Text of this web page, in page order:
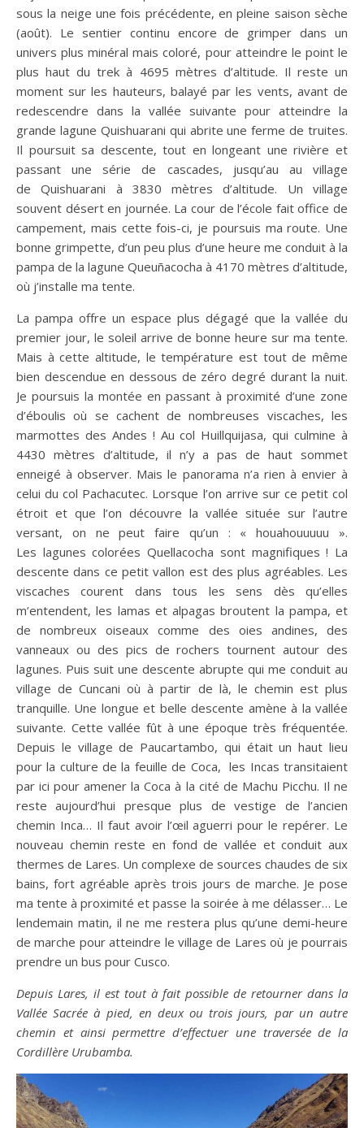
sous la neige une fois précédente, en pleine saison sèche
(août). Le sentier continu encore de grimper dans un
univers plus minéral mais coloré, pour atteindre le point le
plus haut du trek à 4695 mètres d’altitude. Il reste un
moment sur les hauteurs, balayé par les vents, avant de
redescendre dans la vallée suivante pour atteindre la
grande lagune Quishuarani qui abrite une ferme de truites.
Il poursuit sa descente, tout en longeant une rivière et
passant une série de cascades, jusqu’au au village
de Quishuarani à 3830 mètres d’altitude. Un village
souvent désert en journée. La cour de l’école fait office de
campement, mais cette fois-ci, je poursuis ma route. Une
bonne grimpette, d’un peu plus d’une heure me conduit à la
pampa de la lagune Queuñacocha à 4170 mètres d’altitude,
où j’installe ma tente.
La pampa offre un espace plus dégagé que la vallée du
premier jour, le soleil arrive de bonne heure sur ma tente.
Mais à cette altitude, le température est tout de même
bien descendue en dessous de zéro degré durant la nuit.
Je poursuis la montée en passant à proximité d’une zone
d’éboulis où se cachent de nombreuses viscaches, les
marmottes des Andes ! Au col Huillquijasa, qui culmine à
4430 mètres d’altitude, il n’y a pas de haut sommet
enneigé à observer. Mais le panorama n’a rien à envier à
celui du col Pachacutec. Lorsque l’on arrive sur ce petit col
étroit et que l’on découvre la vallée située sur l’autre
versant, on ne peut faire qu’un : « houahouuuuu ».
Les lagunes colorées Quellacocha sont magnifiques ! La
descente dans ce petit vallon est des plus agréables. Les
viscaches courent dans tous les sens dès qu’elles
m’entendent, les lamas et alpagas broutent la pampa, et
de nombreux oiseaux comme des oies andines, des
vanneaux ou des pics de rochers tournent autour des
lagunes. Puis suit une descente abrupte qui me conduit au
village de Cuncani où à partir de là, le chemin est plus
tranquille. Une longue et belle descente amène à la vallée
suivante. Cette vallée fût à une époque très fréquentée.
Depuis le village de Paucartambo, qui était un haut lieu
pour la culture de la feuille de Coca, les Incas transitaient
par ici pour amener la Coca à la cité de Machu Picchu. Il ne
reste aujourd’hui presque plus de vestige de l’ancien
chemin Inca… Il faut avoir l’œil aguerri pour le repérer. Le
nouveau chemin reste en fond de vallée et conduit aux
thermes de Lares. Un complexe de sources chaudes de six
bains, fort agréable après trois jours de marche. Je pose
ma tente à proximité et passe la soirée à me délasser… Le
lendemain matin, il ne me restera plus qu’une demi-heure
de marche pour atteindre le village de Lares où je pourrais
prendre un bus pour Cusco.
Depuis Lares, il est tout à fait possible de retourner dans la
Vallée Sacrée à pied, en deux ou trois jours, par un autre
chemin et ainsi permettre d’effectuer une traversée de la
Cordillère Urubamba.